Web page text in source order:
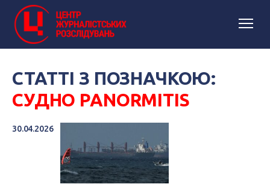
СТАТТІ З ПОЗНАЧКОЮ:
СУДНО PANORMITIS
30.04.2026